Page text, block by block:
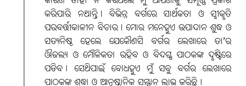
କରିପାରି ନଥାନ୍ତି। ବିଭିନ୍ନ ବର୍ଗରେ ସାର୍ଥକତା ଓ ସ୍ବୀକୃତି
ପରବର୍ତ୍ତୀକାଳୀନ ବିଚାର। ମୋର ମନେହୁଏ ଉପାଦାନ ଶୁଦ୍ଧ ଓ
ସତ୍ୟନିଷ୍ଠ ହେଲେ ଯେକୌଣସି ବର୍ଗର ଲେଖାରେ ତା’ର
ଔଜଲ୍ୟ ଓ ମୌଳିକତା ରହିବ ଓ ବିଦଗ୍ଧ ପାଠକଙ୍କ ଦୃଷ୍ଟିରେ
ପଡିବ। ସେଥିପାଇଁ ବୋଧହୁଏ ମୁଁ ସବୁ ବର୍ଗର ଲେଖାରେ
ପାଠକଙ୍କ ଶ୍ରଦ୍ଧା ଓ ଆନୁଷ୍ଠାନିକ ସମ୍ମାନ ଲାଭ କରିଛି।